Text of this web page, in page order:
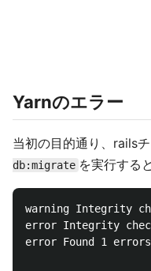
Yarnのエラー
当初の目的通り、rails
db:migrate を実行すると
warning
error